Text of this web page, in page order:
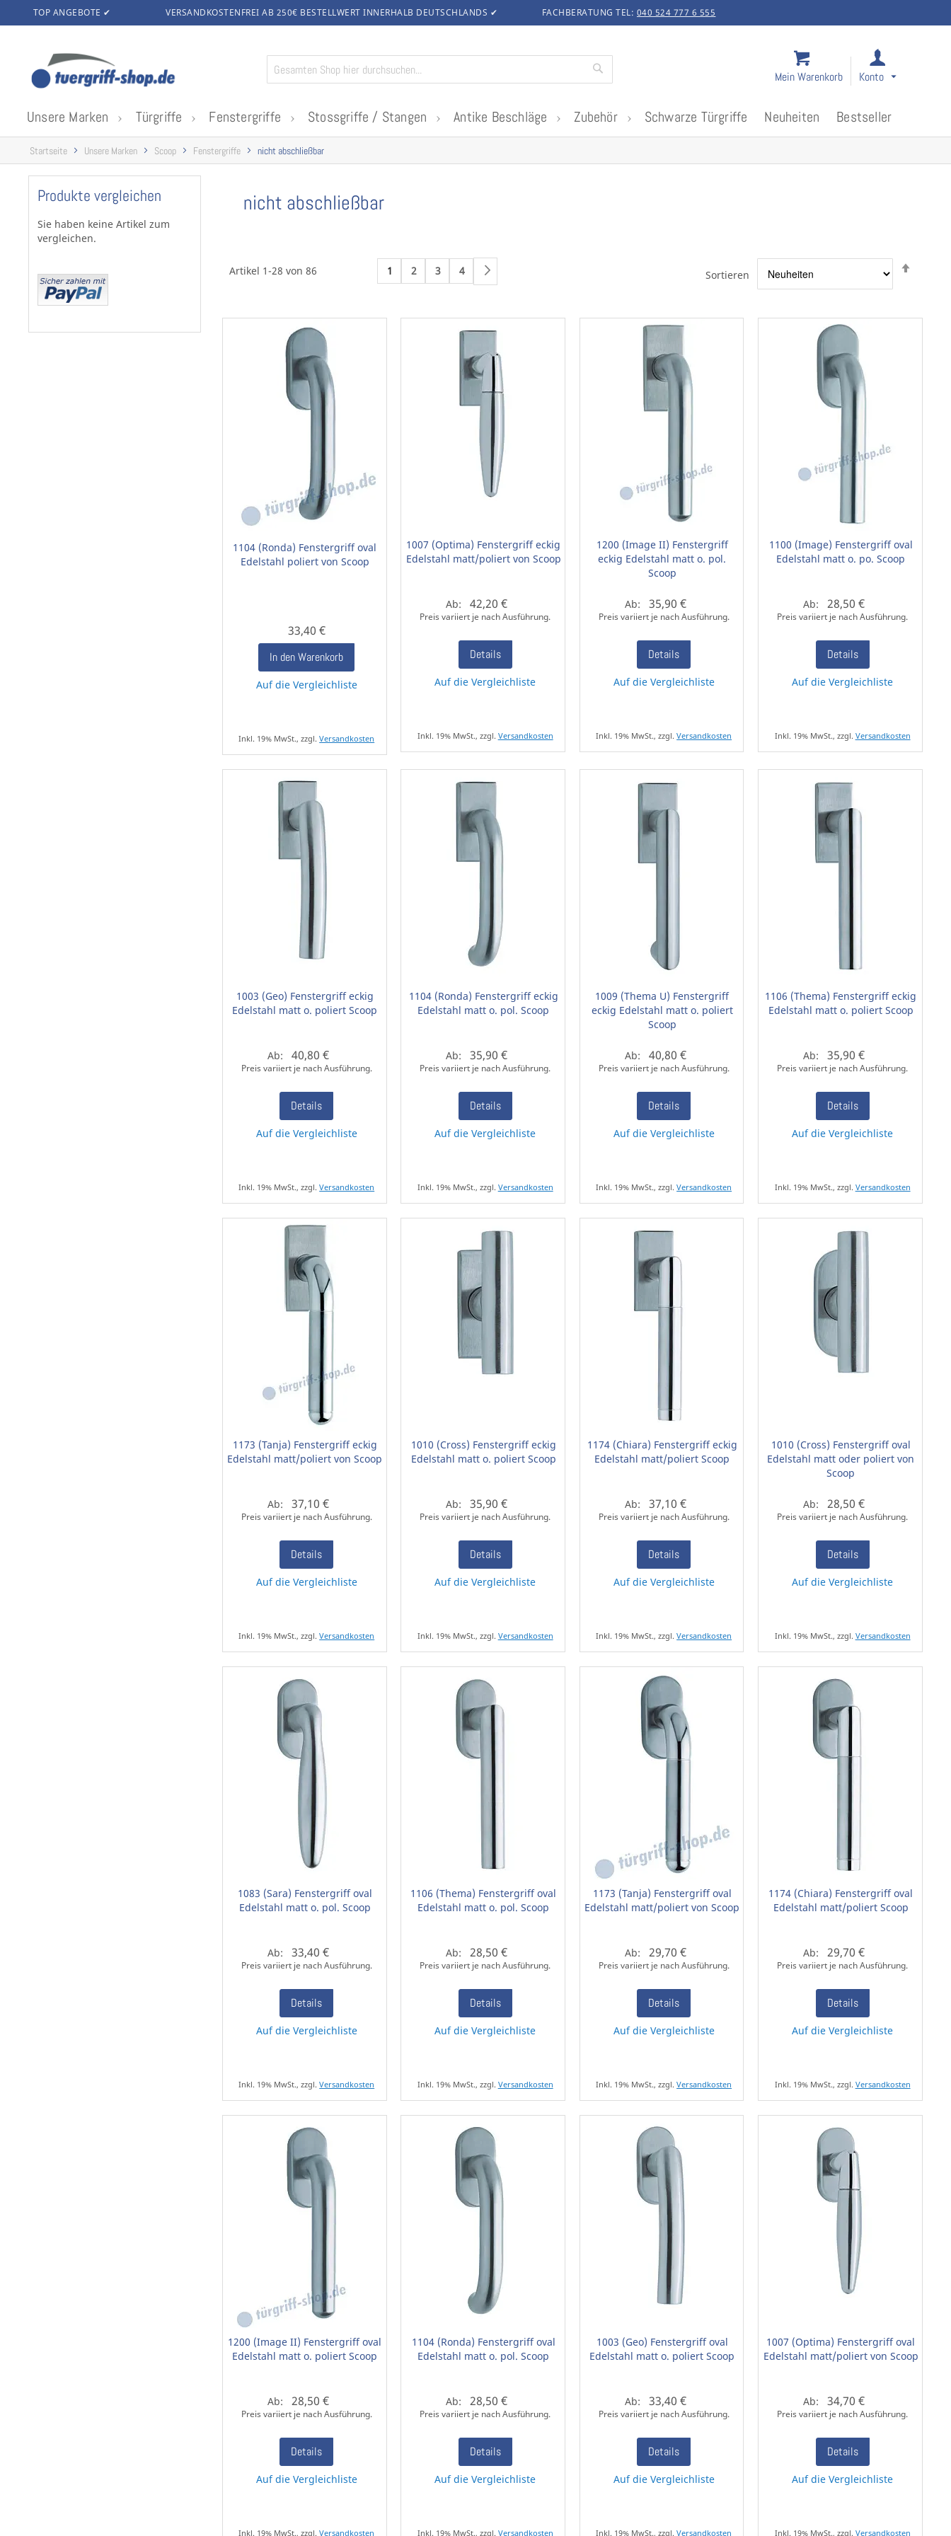
TOP ANGEBOTE ✔ VERSANDKOSTENFREI AB 250€ BESTELLWERT INNERHALB DEUTSCHLANDS ✔ FACHBERATUNG TEL: 040 524 777 6 555
Inhalt
springen
Konto
Mein Warenkorb
Suche
Unsere Marken Türgriffe Fenstergriffe Stossgriffe / Stangen Antike Beschläge Zubehör Schwarze Türgriffe Neuheiten Bestseller
Startseite Unsere Marken Scoop Fenstergriffe nicht abschließbar
nicht abschließbar
Artikel 1-28 von 86 1 2 3 4 Sortieren
1104 (Ronda) Fenstergriff oval
Edelstahl poliert von Scoop
33,40 €
In den Warenkorb
Auf die Vergleichliste
Inkl. 19% MwSt., zzgl.Versandkosten
1007 (Optima) Fenstergriff eckig
Edelstahl matt/poliert von Scoop
Ab: 42,20 €
Preis variiert je nach Ausführung.
Details
Auf die Vergleichliste
Inkl. 19% MwSt., zzgl. Versandkosten
1200 (Image II) Fenstergriff
eckig Edelstahl matt o. pol.
Scoop
Ab: 35,90 €
Preis variiert je nach Ausführung.
Details
Auf die Vergleichliste
Inkl. 19% MwSt., zzgl.Versandkosten
1100 (Image) Fenstergriff oval
Edelstahl matt o. po. Scoop
Ab: 28,50 €
Preis variiert je nach Ausführung.
Details
Auf die Vergleichliste
Inkl. 19% MwSt., zzgl. Versandkosten
1003 (Geo) Fenstergriff eckig
Edelstahl matt o. poliert Scoop
Ab: 40,80 €
Preis variiert je nach Ausführung.
Details
Auf die Vergleichliste
Inkl. 19% MwSt., zzgl.Versandkosten
1104 (Ronda) Fenstergriff eckig
Edelstahl matt o. pol. Scoop
Ab: 35,90 €
Preis variiert je nach Ausführung.
Details
Auf die Vergleichliste
Inkl. 19% MwSt., zzgl. Versandkosten
1009 (Thema U) Fenstergriff
eckig Edelstahl matt o. poliert
Scoop
Ab: 40,80 €
Preis variiert je nach Ausführung.
Details
Auf die Vergleichliste
Inkl. 19% MwSt., zzgl.Versandkosten
1106 (Thema) Fenstergriff eckig
Edelstahl matt o. poliert Scoop
Ab: 35,90 €
Preis variiert je nach Ausführung.
Details
Auf die Vergleichliste
Inkl. 19% MwSt., zzgl. Versandkosten
1173 (Tanja) Fenstergriff eckig
Edelstahl matt/poliert von Scoop
Ab: 37,10 €
Preis variiert je nach Ausführung.
Details
Auf die Vergleichliste
Inkl. 19% MwSt., zzgl.Versandkosten
1010 (Cross) Fenstergriff eckig
Edelstahl matt o. poliert Scoop
Ab: 35,90 €
Preis variiert je nach Ausführung.
Details
Auf die Vergleichliste
Inkl. 19% MwSt., zzgl. Versandkosten
1174 (Chiara) Fenstergriff eckig
Edelstahl matt/poliert Scoop
Ab: 37,10 €
Preis variiert je nach Ausführung.
Details
Auf die Vergleichliste
Inkl. 19% MwSt., zzgl.Versandkosten
1010 (Cross) Fenstergriff oval
Edelstahl matt oder poliert von
Scoop
Ab: 28,50 €
Preis variiert je nach Ausführung.
Details
Auf die Vergleichliste
Inkl. 19% MwSt., zzgl. Versandkosten
1083 (Sara) Fenstergriff oval
Edelstahl matt o. pol. Scoop
Ab: 33,40 €
Preis variiert je nach Ausführung.
Details
Auf die Vergleichliste
Inkl. 19% MwSt., zzgl.Versandkosten
1106 (Thema) Fenstergriff oval
Edelstahl matt o. pol. Scoop
Ab: 28,50 €
Preis variiert je nach Ausführung.
Details
Auf die Vergleichliste
Inkl. 19% MwSt., zzgl. Versandkosten
1173 (Tanja) Fenstergriff oval
Edelstahl matt/poliert von Scoop
Ab: 29,70 €
Preis variiert je nach Ausführung.
Details
Auf die Vergleichliste
Inkl. 19% MwSt., zzgl.Versandkosten
1174 (Chiara) Fenstergriff oval
Edelstahl matt/poliert Scoop
Ab: 29,70 €
Preis variiert je nach Ausführung.
Details
Auf die Vergleichliste
Inkl. 19% MwSt., zzgl. Versandkosten
1200 (Image II) Fenstergriff oval
Edelstahl matt o. poliert Scoop
Ab: 28,50 €
Preis variiert je nach Ausführung.
Details
Auf die Vergleichliste
Inkl. 19% MwSt., zzgl.Versandkosten
1104 (Ronda) Fenstergriff oval
Edelstahl matt o. pol. Scoop
Ab: 28,50 €
Preis variiert je nach Ausführung.
Details
Auf die Vergleichliste
Inkl. 19% MwSt., zzgl. Versandkosten
1003 (Geo) Fenstergriff oval
Edelstahl matt o. poliert Scoop
Ab: 33,40 €
Preis variiert je nach Ausführung.
Details
Auf die Vergleichliste
Inkl. 19% MwSt., zzgl.Versandkosten
1007 (Optima) Fenstergriff oval
Edelstahl matt/poliert von Scoop
Ab: 34,70 €
Preis variiert je nach Ausführung.
Details
Auf die Vergleichliste
Inkl. 19% MwSt., zzgl. Versandkosten
Produkte vergleichen
Sie haben keine Artikel zum
vergleichen.